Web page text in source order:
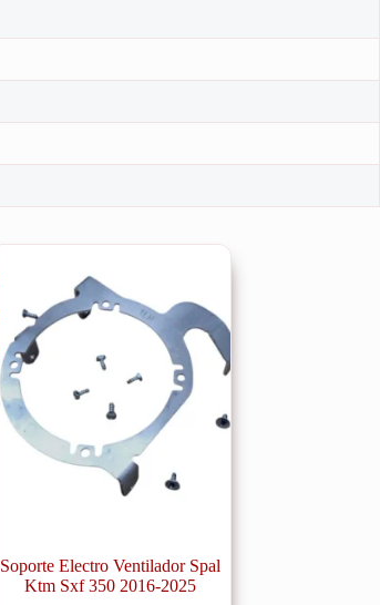
Soporte Electro Ventilador Spal
Ktm Sxf 350 2016-2025